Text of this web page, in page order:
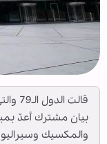
بيان مشترك أعدّ
والمكسيك